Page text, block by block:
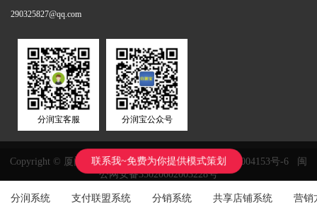
分润系统 支付联盟系统 分销系统 共享店铺系统 营销
290325827@qq.com
分润宝客服 分润宝公众号
Copyright © 厦门鸿鑫正网络科技有限公司闽ICP备11004153号-6
闽
公网安备35020602003228号
联系我~免费为你提供模式策划